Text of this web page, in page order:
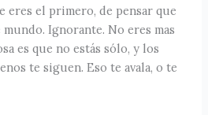
eres el primero, de pensar que
Ignorante. No eres mas
es que no estás sólo, y los
te siguen. Eso te avala, o te